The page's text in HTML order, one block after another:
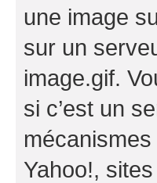
une image
sur un
image.gif.
si c’est un
Yahoo!,